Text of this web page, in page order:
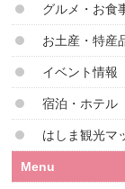
グルメ・お食
お土産・特産
イベント情報
宿泊・ホテル
はしま観光マ
Menu